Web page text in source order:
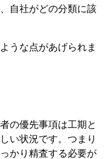
自社がどの分類に該
うな点があげられま
の優先事項は工期と
い状況です。つまり
かり精査する必要が